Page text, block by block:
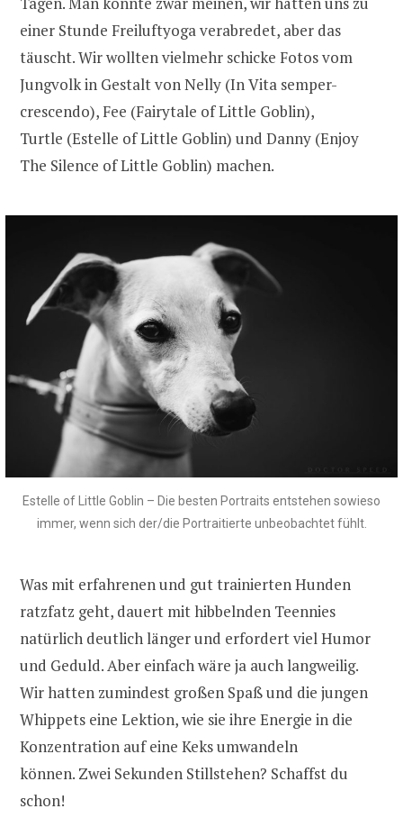
einer Stunde Freiluftyoga verabredet, aber das
täuscht. Wir wollten vielmehr schicke Fotos vom
Jungvolk in Gestalt von Nelly (In Vita semper-
crescendo), Fee (Fairytale of Little Goblin),
Turtle (Estelle of Little Goblin) und Danny (Enjoy
The Silence of Little Goblin) machen.
Estelle of Little Goblin – Die besten Portraits entstehen sowieso
immer, wenn sich der/die Portraitierte unbeobachtet fühlt.
Was mit erfahrenen und gut trainierten Hunden
ratzfatz geht, dauert mit hibbelnden Teennies
natürlich deutlich länger und erfordert viel Humor
und Geduld. Aber einfach wäre ja auch langweilig.
Wir hatten zumindest großen Spaß und die jungen
Whippets eine Lektion, wie sie ihre Energie in die
Konzentration auf eine Keks umwandeln
können. Zwei Sekunden Stillstehen? Schaffst du
schon!